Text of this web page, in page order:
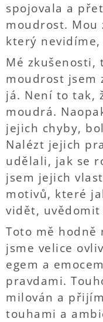
spojovala a
moudrost. Mou
který
Mé zkušenosti,
moudrost jsem
já. Není to tak,
moudrá.
jejich chyby,
Nalézt jejich
udělali, jak se
jsem jejich
motivů, které
vidět, uvědomit
Toto mě
jsme velice
egem a
pravdami.
milován a
touhami a